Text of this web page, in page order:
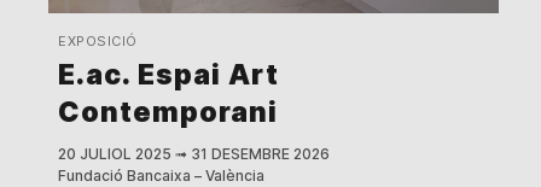
EXPOSICIÓ
E.ac. Espai Art
Contemporani
20 JULIOL 2025 ➟ 31 DESEMBRE 2026
Fundació Bancaixa – València